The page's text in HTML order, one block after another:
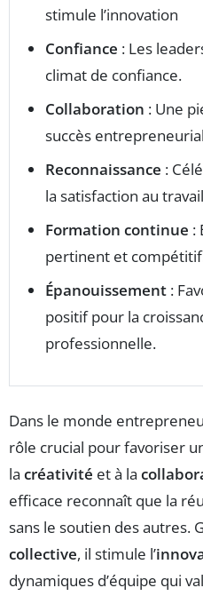
stimule l’innovation
Confiance : Les
climat de confiance.
Collaboration : Une
succès
Reconnaissance :
la satisfaction au
Formation continue :
pertinent et
Épanouissement :
positif pour la
professionnelle.
Dans le monde
rôle crucial pour favoriser
la créativité et à la
efficace reconnaît que la
sans le soutien des autres.
collective, il stimule l’
dynamiques d’équipe qui